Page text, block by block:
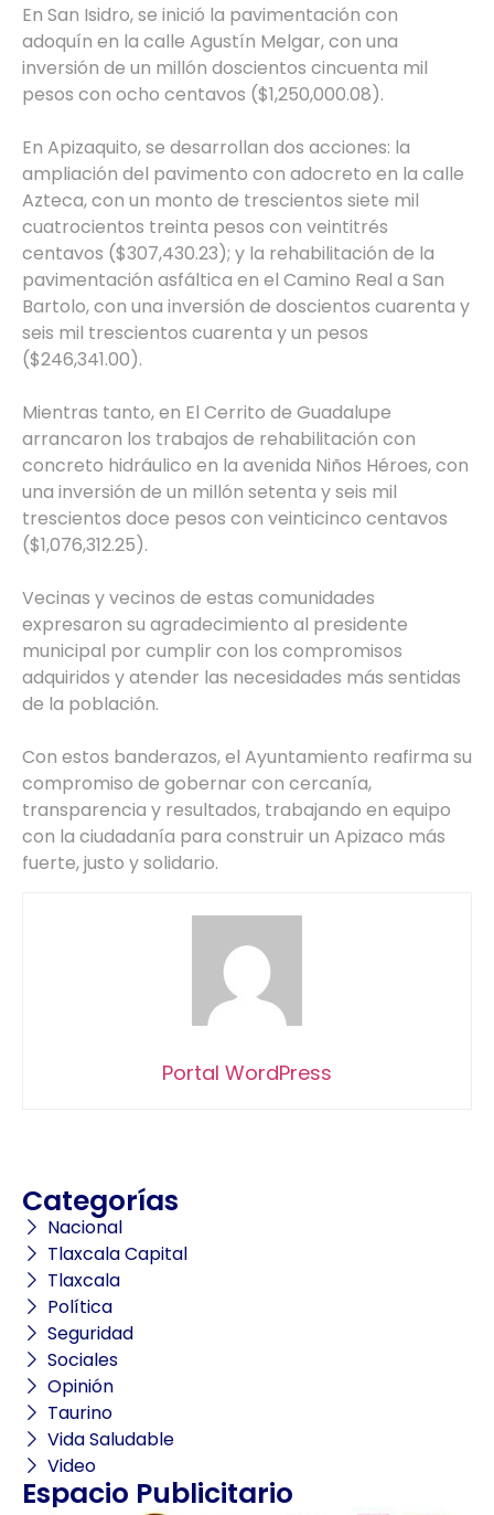
En San Isidro, se inició la pavimentación con
adoquín en la calle Agustín Melgar, con una
inversión de un millón doscientos cincuenta mil
pesos con ocho centavos ($1,250,000.08).
En Apizaquito, se desarrollan dos acciones: la
ampliación del pavimento con adocreto en la calle
Azteca, con un monto de trescientos siete mil
cuatrocientos treinta pesos con veintitrés
centavos ($307,430.23); y la rehabilitación de la
pavimentación asfáltica en el Camino Real a San
Bartolo, con una inversión de doscientos cuarenta y
seis mil trescientos cuarenta y un pesos
($246,341.00).
Mientras tanto, en El Cerrito de Guadalupe
arrancaron los trabajos de rehabilitación con
concreto hidráulico en la avenida Niños Héroes, con
una inversión de un millón setenta y seis mil
trescientos doce pesos con veinticinco centavos
($1,076,312.25).
Vecinas y vecinos de estas comunidades
expresaron su agradecimiento al presidente
municipal por cumplir con los compromisos
adquiridos y atender las necesidades más sentidas
de la población.
Con estos banderazos, el Ayuntamiento reafirma su
compromiso de gobernar con cercanía,
transparencia y resultados, trabajando en equipo
con la ciudadanía para construir un Apizaco más
fuerte, justo y solidario.
Portal WordPress
Categorías
Nacional
Tlaxcala Capital
Tlaxcala
Política
Seguridad
Sociales
Opinión
Taurino
Vida Saludable
Video
Espacio Publicitario